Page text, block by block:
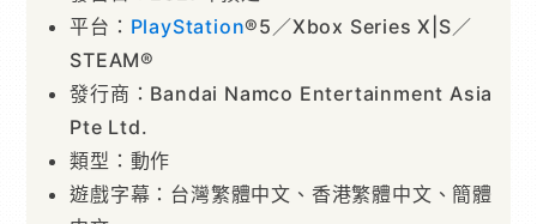
平台： PlayStation®5／Xbox Series X|S／
STEAM®
發行商：Bandai Namco Entertainment Asia
Pte Ltd.
類型：動作
遊戲字幕：台灣繁體中文、香港繁體中文、簡體